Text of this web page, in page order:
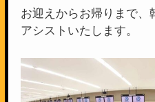
お迎えからお帰りまで、
アシストいたします。